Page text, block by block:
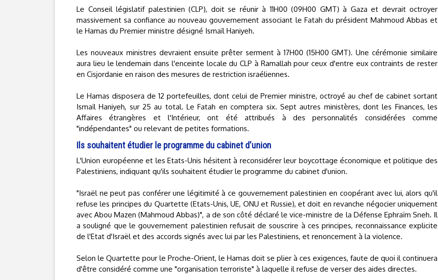
Le Conseil législatif palestinien (CLP), doit se réunir à 11H00 (09H00 GMT) à Gaza et devrait octroyer
massivement sa confiance au nouveau gouvernement associant le Fatah du président Mahmoud Abbas et
le Hamas du Premier ministre désigné Ismaïl Haniyeh.
Les nouveaux ministres devraient ensuite prêter serment à 17H00 (15H00 GMT). Une cérémonie similaire
aura lieu le lendemain dans l'enceinte locale du CLP à Ramallah pour ceux d'entre eux contraints de rester
en Cisjordanie en raison des mesures de restriction israéliennes.
Le Hamas disposera de 12 portefeuilles, dont celui de Premier ministre, octroyé au chef de cabinet sortant
Ismaïl Haniyeh, sur 25 au total. Le Fatah en comptera six. Sept autres ministères, dont les Finances, les
Affaires étrangères et l'Intérieur, ont été attribués à des personnalités considérées comme
"indépendantes" ou relevant de petites formations.
Ils souhaitent étudier le programme du cabinet d'union
L'Union européenne et les Etats-Unis hésitent à reconsidérer leur boycottage économique et politique des
Palestiniens, indiquant qu'ils souhaitent étudier le programme du cabinet d'union.
"Israël ne peut pas conférer une légitimité à ce gouvernement palestinien en coopérant avec lui, alors qu'il
refuse les principes du Quartette (Etats-Unis, UE, ONU et Russie), et doit en revanche négocier uniquement
avec Abou Mazen (Mahmoud Abbas)", a de son côté déclaré le vice-ministre de la Défense Ephraïm Sneh. Il
a souligné que le gouvernement palestinien refusait de souscrire à ces principes, reconnaissance explicite
de l'Etat d'Israël et des accords signés avec lui par les Palestiniens, et renoncement à la violence.
Selon le Quartette pour le Proche-Orient, le Hamas doit se plier à ces exigences, faute de quoi il continuera
d'être considéré comme une "organisation terroriste" à laquelle il refuse de verser des aides directes.